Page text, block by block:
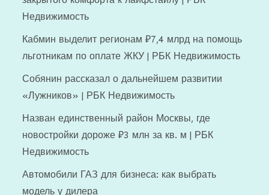
Недвижимость
Кабмин выделит регионам ₽7,4 млрд на помощь
льготникам по оплате ЖКУ | РБК Недвижимость
Собянин рассказал о дальнейшем развитии
«Лужников» | РБК Недвижимость
Назван единственный район Москвы, где
новостройки дороже ₽3 млн за кв. м | РБК
Недвижимость
Автомобили ГАЗ для бизнеса: как выбрать
модель у дилера